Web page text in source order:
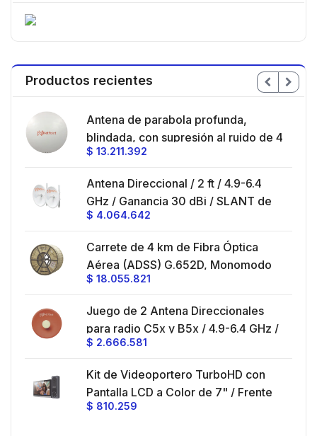
Productos recientes
Antena de parabola profunda,
blindada, con supresión al ruido de 4
ft, 5.9-7.2 GHz, Ganancia 36 dBi con
hasta 80 km, Conectores N-hembra,
montaje con alineación milimétrica.
$ 13.211.392
Antena Direccional / 2 ft / 4.9-6.4
GHz / Ganancia 30 dBi / SLANT de
45 ° y 90 ° / Conector N-Hembra /
$ 4.064.642
Carrete de 4 km de Fibra Óptica
Aérea (ADSS) G.652D, Monomodo
de 24 Hilos, Exterior, Span 200,
$ 18.055.821
Juego de 2 Antena Direccionales
para radio C5x y B5x / 4.9-6.4 GHz /
Ganancia 27 dBi / Montaje incluido.
$ 2.666.581
Kit de Videoportero TurboHD con
Pantalla LCD a Color de 7" / Frente
de Calle para Exterior de
$ 810.259